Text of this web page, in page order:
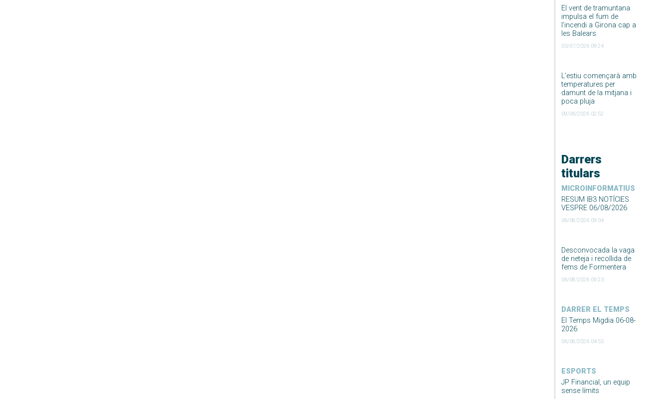
El vent de tramuntana
impulsa el fum de
l’incendi a Girona cap a
les Balears
03/07/2026 09:24
L’estiu començarà amb
temperatures per
damunt de la mitjana i
poca pluja
09/06/2026 02:52
Darrers
titulars
MICROINFORMATIUS
RESUM IB3 NOTÍCIES
VESPRE 06/08/2026
06/08/2026 09:34
Desconvocada la vaga
de neteja i recollida de
fems de Formentera
06/08/2026 09:23
DARRER EL TEMPS
El Temps Migdia 06-08-
2026
06/08/2026 04:55
ESPORTS
JP Financial, un equip
sense límits